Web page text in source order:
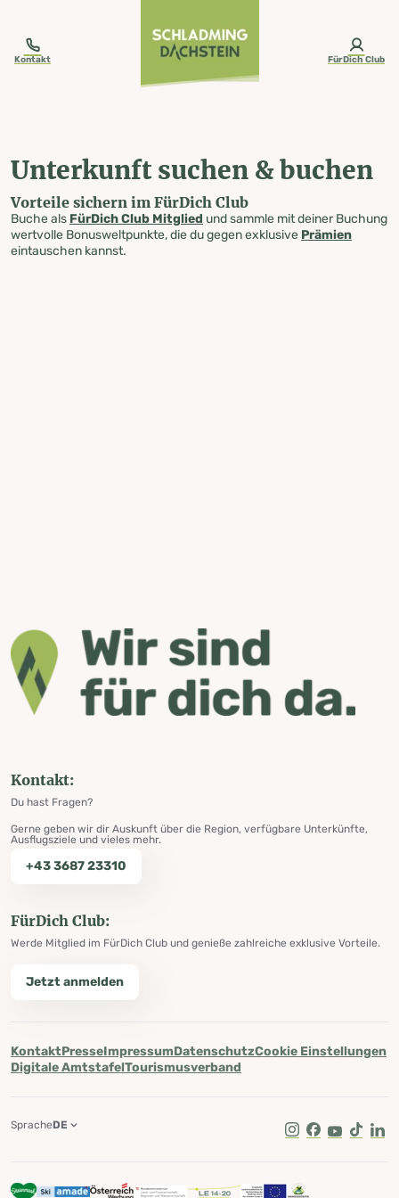
Kontakt FürDich Club
Unterkunft suchen & buchen
Vorteile sichern im FürDich Club
Buche als FürDich Club Mitglied und sammle mit deiner Buchung
wertvolle Bonusweltpunkte, die du gegen exklusive Prämien
eintauschen kannst.
Kontakt:
Du hast Fragen?
Gerne geben wir dir Auskunft über die Region, verfügbare Unterkünfte,
Ausflugsziele und vieles mehr.
+43 3687 23310
FürDich Club:
Werde Mitglied im FürDich Club und genieße zahlreiche exklusive Vorteile.
Jetzt anmelden
KontaktPresseImpressumDatenschutzCookie Einstellungen
Digitale AmtstafelTourismusverband
Instagram
Facebook
Youtube
Tik Tok
SpracheDE